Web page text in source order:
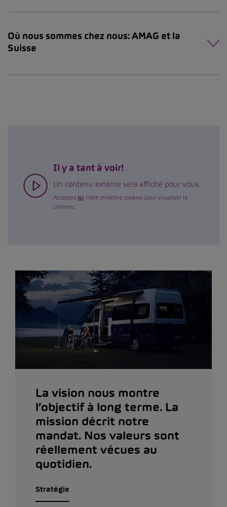
Où nous sommes chez nous: AMAG et la
Suisse
Il y a tant à voir!
Un contenu externe sera affiché pour vous.
Acceptez ici notre directive cookies pour visualiser le
contenu.
La vision nous montre
l’objectif à long terme. La
mission décrit notre
mandat. Nos valeurs sont
réellement vécues au
quotidien.
Stratégie